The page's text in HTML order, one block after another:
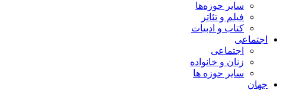
سایر حوزه‌ها
فیلم و تئاتر
کتاب و ادبیات
اجتماعی
اجتماعی
زنان و خانواده
سایر حوزه ها
جهان